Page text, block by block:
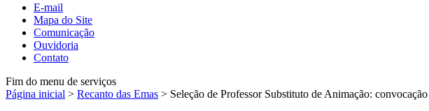
E-mail
Mapa do Site
Comunicação
Ouvidoria
Contato
Fim do menu de serviços
Página inicial > Recanto das Emas > Seleção de Professor Substituto de Animação: convocação